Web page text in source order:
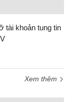
tài khoản tung tin
Xem thêm